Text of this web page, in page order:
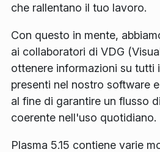
che rallentano il tuo lavoro.
Con questo in mente,
ai collaboratori di VDG
ottenere informazioni su tutti
presenti nel nostro software
al fine di garantire un flusso
coerente nell'uso quotidiano.
Plasma 5.15 contiene varie